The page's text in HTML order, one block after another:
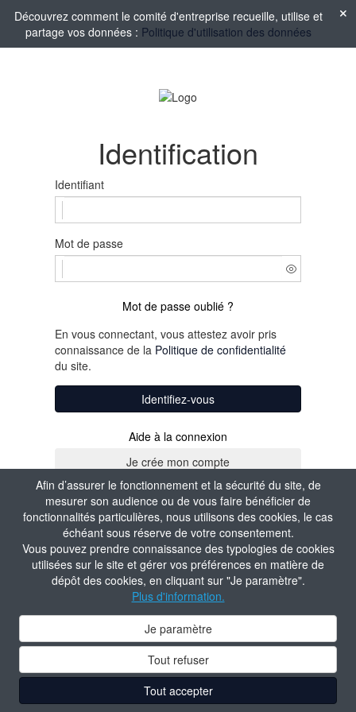
Afin d’assurer le fonctionnement et la sécurité du site, de
mesurer son audience ou de vous faire bénéficier de
fonctionnalités particulières, nous utilisons des cookies, le cas
échéant sous réserve de votre consentement.
Vous pouvez prendre connaissance des typologies de cookies
utilisées sur le site et gérer vos préférences en matière de
dépôt des cookies, en cliquant sur "Je paramètre".
Plus d'information.
Je paramètre
Tout refuser
Tout accepter
Découvrez comment le comité d'entreprise recueille, utilise et
partage vos données : Politique d'utilisation des données
Identification
Identifiant
Mot de passe
Mot de passe oublié ?
En vous connectant, vous attestez avoir pris
connaissance de la Politique de confidentialité
du site.
Identifiez-vous
Aide à la connexion